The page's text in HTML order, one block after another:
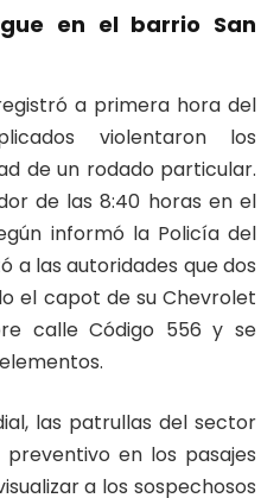
en el barrio San
a primera hora del
violentaron los
de un rodado particular.
de las 8:40 horas en el
informó la Policía del
a las autoridades que dos
el capot de su Chevrolet
calle Código 556 y se
las patrullas del sector
en los pasajes
a los sospechosos